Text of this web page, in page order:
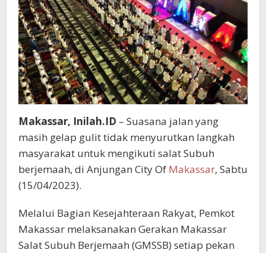
Makassar, Inilah.ID – Suasana jalan yang
masih gelap gulit tidak menyurutkan langkah
masyarakat untuk mengikuti salat Subuh
berjemaah, di Anjungan City Of Makassar, Sabtu
(15/04/2023).
Melalui Bagian Kesejahteraan Rakyat, Pemkot
Makassar melaksanakan Gerakan Makassar
Salat Subuh Berjemaah (GMSSB) setiap pekan